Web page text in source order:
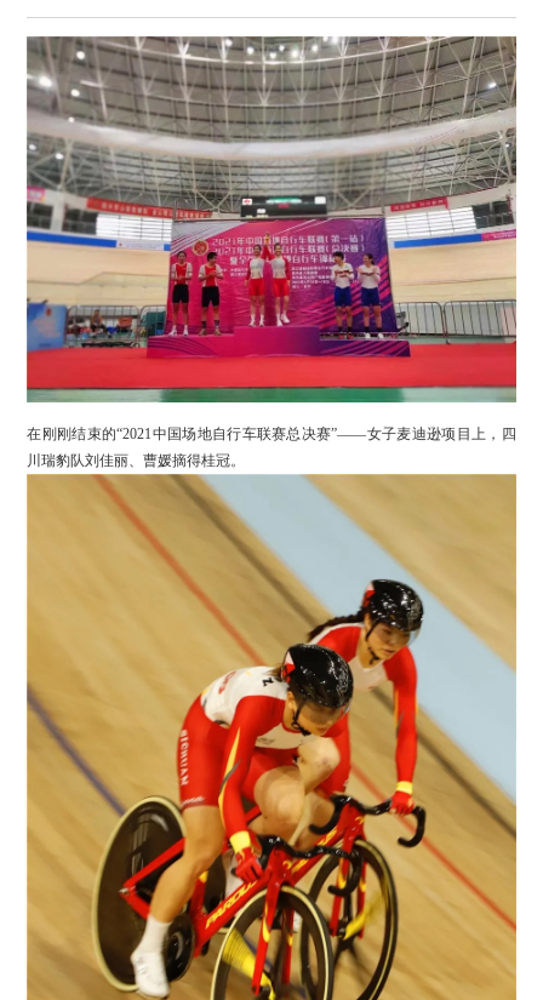
在刚刚结束的“2021中国场地自行车联赛总决赛”——女子麦迪逊项目上，四
川瑞豹队刘佳丽、曹媛摘得桂冠。